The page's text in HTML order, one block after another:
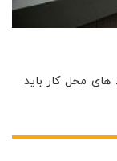
محل کار باید